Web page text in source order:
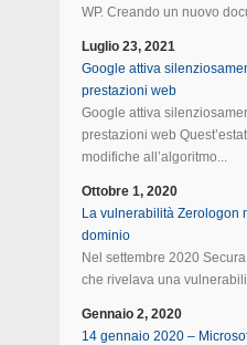
WP. Creando un nuovo
Luglio 23, 2021
Google attiva
prestazioni web
Google attiva
prestazioni web
modifiche all’algoritmo...
Ottobre 1, 2020
La vulnerabilità Zerologon
dominio
Nel settembre 2020
che rivelava una
Gennaio 2, 2020
14 gennaio 2020 –